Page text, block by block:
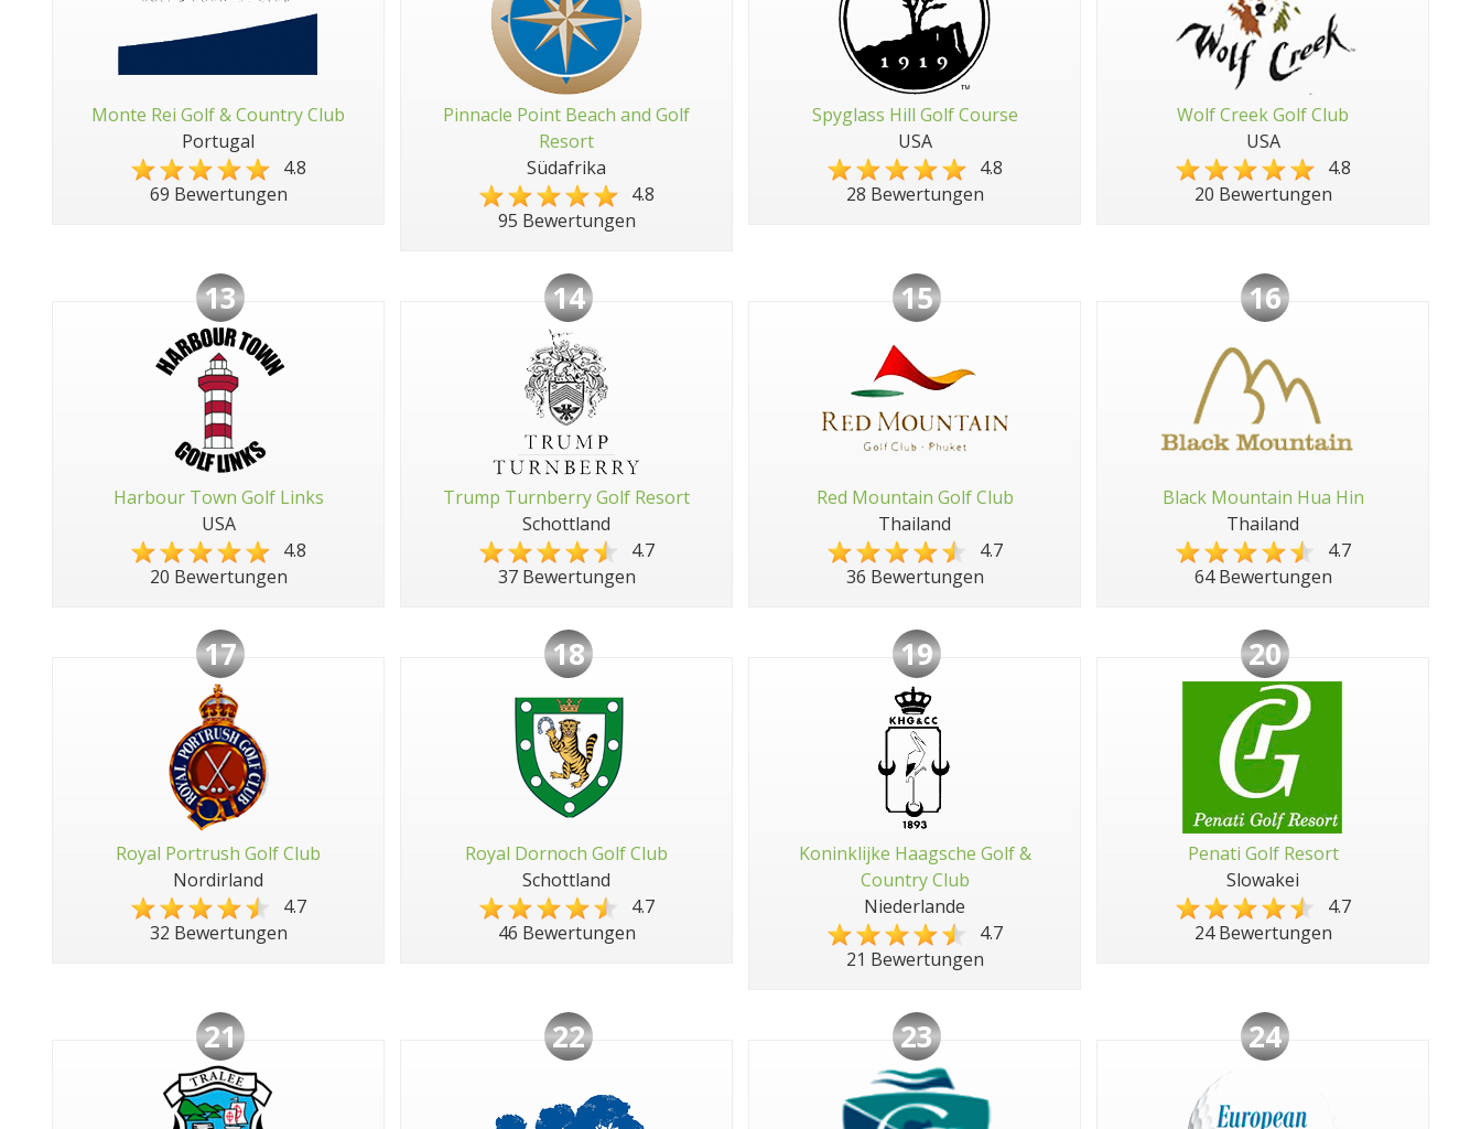
Monte Rei Golf & Country Club
Portugal
4.8
69 Bewertungen
Pinnacle Point Beach and Golf
Resort
Südafrika
4.8
95 Bewertungen
Spyglass Hill Golf Course
USA
4.8
28 Bewertungen
Wolf Creek Golf Club
USA
4.8
20 Bewertungen
13
Harbour Town Golf Links
USA
4.8
20 Bewertungen
14
Trump Turnberry Golf Resort
Schottland
4.7
37 Bewertungen
15
Red Mountain Golf Club
Thailand
4.7
36 Bewertungen
16
Black Mountain Hua Hin
Thailand
4.7
64 Bewertungen
17
Royal Portrush Golf Club
Nordirland
4.7
32 Bewertungen
18
Royal Dornoch Golf Club
Schottland
4.7
46 Bewertungen
19
Koninklijke Haagsche Golf &
Country Club
Niederlande
4.7
21 Bewertungen
20
Penati Golf Resort
Slowakei
4.7
24 Bewertungen
21 22 23 24